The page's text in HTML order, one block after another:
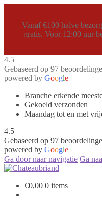
Vanaf €100 halve
gratis. Voor 12:00 uur
4.5
Gebaseerd op 97
powered by Google
Branche erkende
Gekoeld verzonden
Maandag tot en met
4.5
Gebaseerd op 97
powered by Google
Ga door naar navigatie Ga
€0,00 0 items